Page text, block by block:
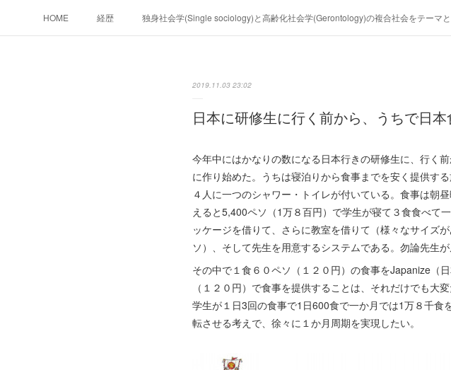
HOME 経歴 独身社会学(Single sociology)と高齢化社会学(Gerontology)の複合社会をテーマと
フィリピンマンションは買うべきでは無い理由は全てここにある。
未来２１００研究所他のアイデア マニラ
2019.11.03 23:02
日本に研修生に行く前から、うちで日
今年中にはかなりの数になる日本行きの研修生に、行く
に作り始めた。うちは寝泊りから食事までを安く提供す
４人に一つのシャワー・トイレが付いている。食事は朝
えると5,400ペソ（1万８百円）で学生が寝て３食食べて
ッケージを借りて、さらに教室を借りて（様々なサイズ
ソ）、そして先生を用意するシステムである。勿論先生
その中で１食６０ペソ（１２０円）の食事をJapanize（
（１２０円）で食事を提供することは、それだけでも
学生が１日3回の食事で1日600食で一か月では1万８千
転させる考えで、徐々に１か月周期を実現したい。